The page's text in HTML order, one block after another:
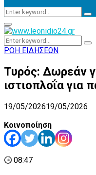
Search
Primary
Menu
Search
for:
ΡΟΗ ΕΙΔΗΣΕΩΝ
Τυρός: Δωρεάν
ιστιοπλοΐα για
19/05/202619/05/2026
Κοινοποίηση
🕒 08:47